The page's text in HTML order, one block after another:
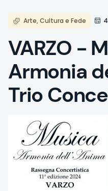
Arte, Cultura e Fede
VARZO -
Armonia
Trio